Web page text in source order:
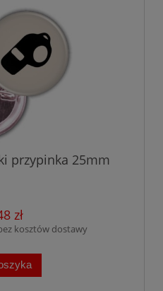
przypinka 25mm
zł
kosztów dostawy